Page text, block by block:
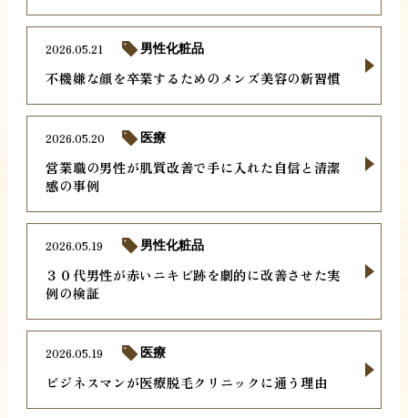
不機嫌な顔を卒業するためのメンズ美容の新習慣
2026.05.21 男性化粧品
営業職の男性が肌質改善で手に入れた自信と清潔
感の事例
2026.05.20 医療
３０代男性が赤いニキビ跡を劇的に改善させた実
例の検証
2026.05.19 男性化粧品
ビジネスマンが医療脱毛クリニックに通う理由
2026.05.19 医療